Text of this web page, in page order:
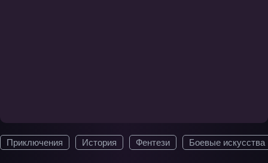
Приключения История Фентези Боевые искусства